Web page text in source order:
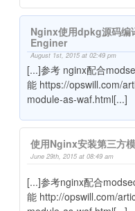
Nginx使用dpkg源码编
Enginer
August 1st, 2015 at 02:49 pm
[...]参考 nginx配合
能 https://opswill.com/
module-as-waf.html[...]
使用Nginx安装第三方
June 29th, 2015 at 08:49 am
[...]参考nginx配合
能 http://opswill.com/